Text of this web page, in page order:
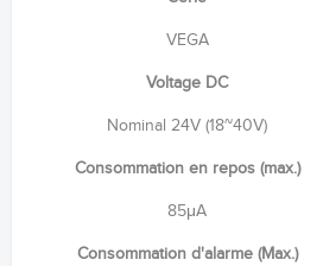
VEGA
Voltage DC
Nominal 24V (18~40V)
Consommation en repos (max.)
85μA
Consommation d'alarme (Max.)